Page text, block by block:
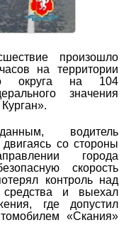
произошло
на территории
округа на 104
значения
водитель
со стороны
города
скорость
контроль над
средства и выехал
где допустил
«Скания»